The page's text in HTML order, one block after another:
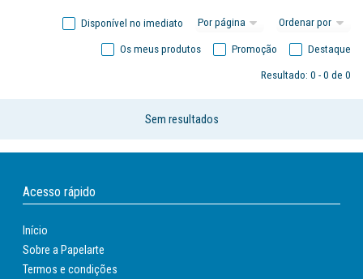
Lanier
Panasonic
Panasonic compatível
Philips
Philips compatível
Ricoh
Disponível no imediato
Destaque
Promoção
Os meus produtos
Resultado: 0 - 0 de 0
Sem resultados
Acesso rápido
Início
Sobre a Papelarte
Termos e condições